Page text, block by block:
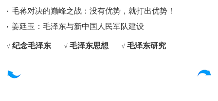
毛蒋对决的巅峰之战：没有优势，就打出优势！
姜廷玉：毛泽东与新中国人民军队建设
√ 纪念毛泽东 √ 毛泽东思想 √ 毛泽东研究